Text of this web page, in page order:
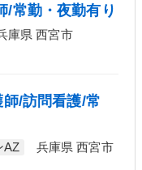
/常勤・夜勤有り
庫県 西宮市
師/訪問看護/常
AZ
兵庫県 西宮市